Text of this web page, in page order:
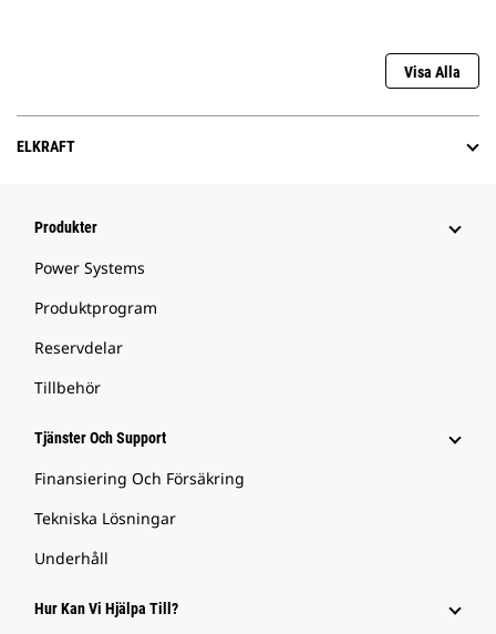
Visa Alla
ELKRAFT
Produkter
Power Systems
Produktprogram
Reservdelar
Tillbehör
Tjänster Och Support
Finansiering Och Försäkring
Tekniska Lösningar
Underhåll
Hur Kan Vi Hjälpa Till?